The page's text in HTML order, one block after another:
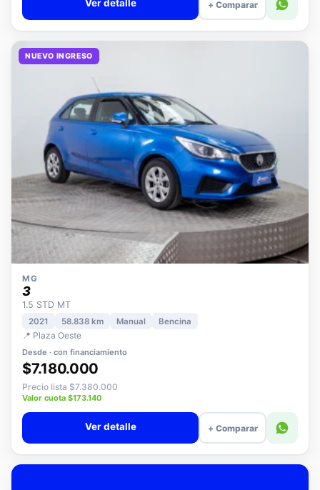
+ Comparar
MG
3
1.5 STD MT
2021 58.838 km
📍 Plaza Oeste
Desde · con financiamiento
$7.180.000
Precio lista $7.380.000
Valor cuota $173.140
+ Comparar